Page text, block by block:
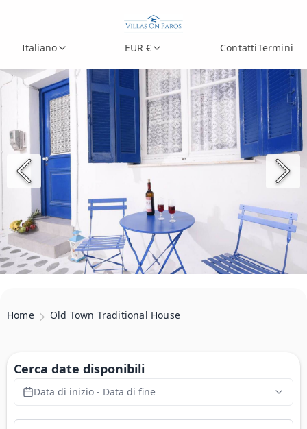
Italiano EUR € ContattiTermini
Home Old Town Traditional House
Cerca date disponibili
Data di inizio - Data di fine